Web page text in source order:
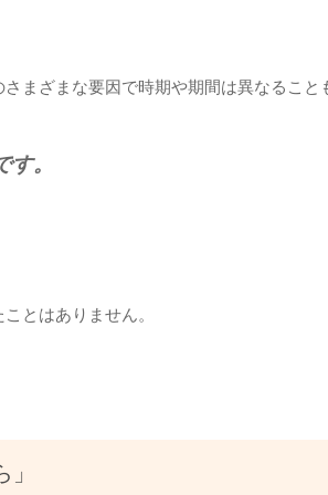
まざまな要因で時期や期間は異なること
。
とはありません。